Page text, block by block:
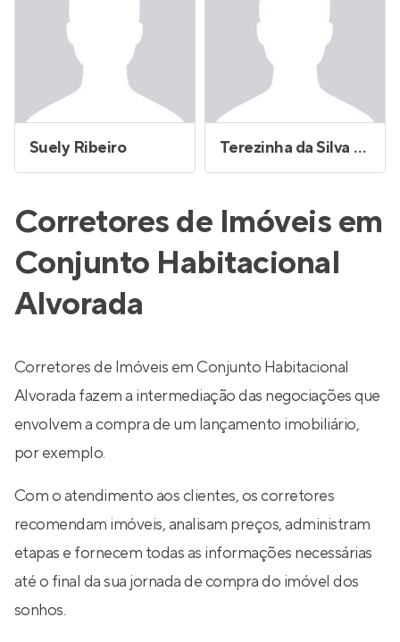
Suely Ribeiro Terezinha da Silva Brito
Corretores de Imóveis em
Conjunto Habitacional
Alvorada
Corretores de Imóveis em Conjunto Habitacional
Alvorada fazem a intermediação das negociações que
envolvem a compra de um lançamento imobiliário,
por exemplo.
Com o atendimento aos clientes, os corretores
recomendam imóveis, analisam preços, administram
etapas e fornecem todas as informações necessárias
até o final da sua jornada de compra do imóvel dos
sonhos.